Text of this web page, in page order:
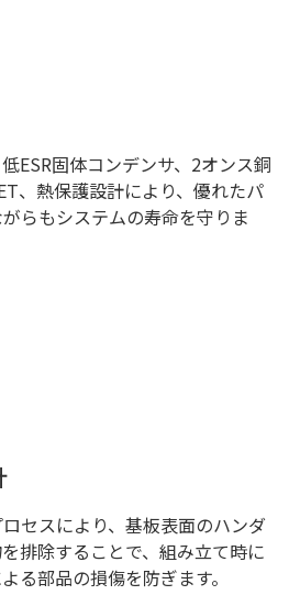
ESR固体コンデンサ、2オンス銅
、熱保護設計により、優れたパ
らもシステムの寿命を守りま
セスにより、基板表面のハンダ
排除することで、組み立て時に
る部品の損傷を防ぎます。